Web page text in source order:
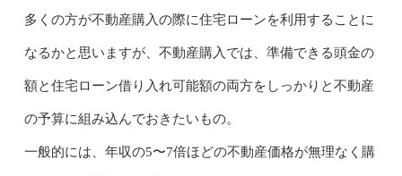
多くの方が不動産購入の際に住宅ローンを利用することに
なるかと思いますが、不動産購入では、準備できる頭金の
額と住宅ローン借り入れ可能額の両方をしっかりと不動産
の予算に組み込んでおきたいもの。
一般的には、年収の5〜7倍ほどの不動産価格が無理なく購